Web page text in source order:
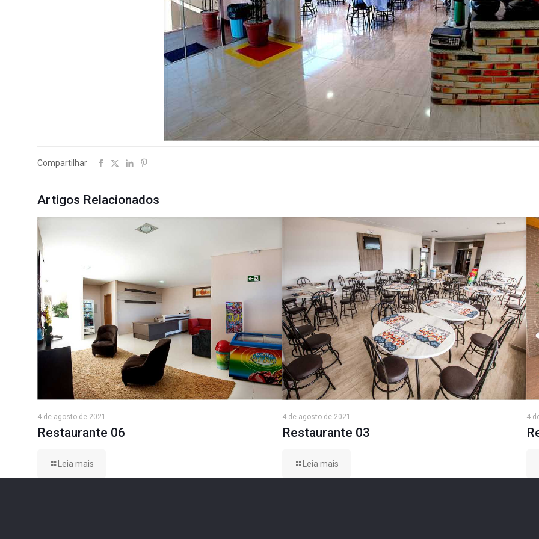
Compartilhar
Artigos Relacionados
4 de agosto de 2021
Restaurante 06
Leia mais
4 de agosto de 2021
Restaurante 03
Leia mais
4